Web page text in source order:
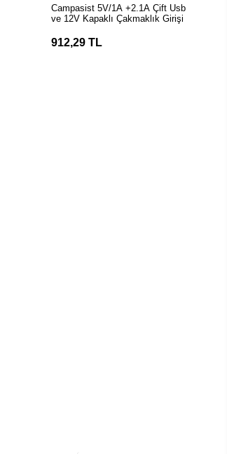
Campasist 5V/1A +2.1A Çift Usb
ve 12V Kapaklı Çakmaklık Girişi
912,29 TL